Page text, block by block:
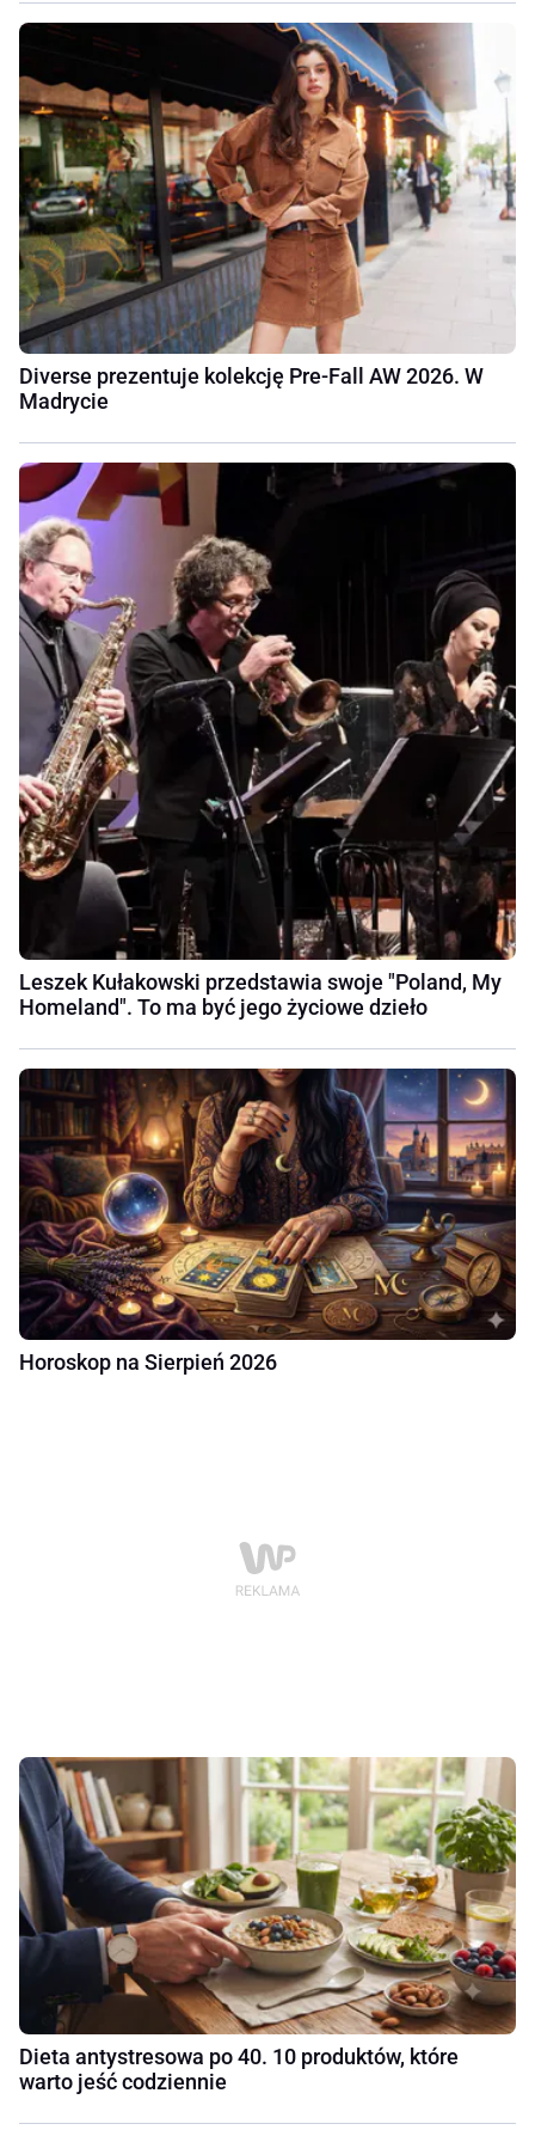
Diverse prezentuje kolekcję Pre-Fall AW 2026. W
Madrycie
Leszek Kułakowski przedstawia swoje "Poland, My
Homeland". To ma być jego życiowe dzieło
Horoskop na Sierpień 2026
Dieta antystresowa po 40. 10 produktów, które
warto jeść codziennie